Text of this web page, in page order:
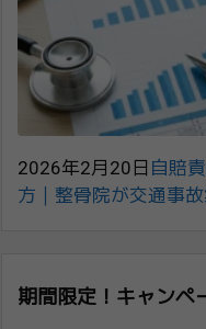
2026年2月20日 自賠
方｜整骨院が交通事
期間限定！キャンペ